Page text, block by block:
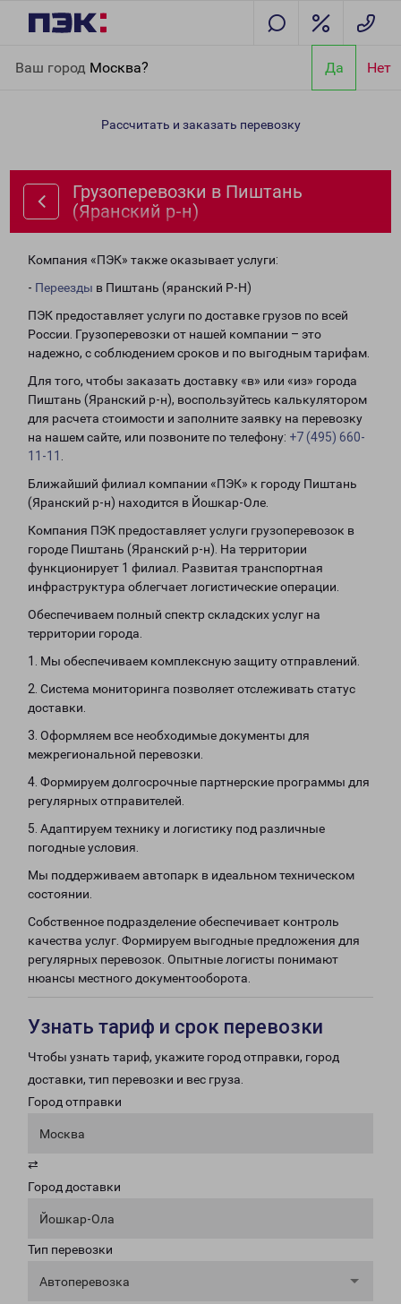
Ваш город Москва? Да Нет
р-н)
Рассчитать и заказать перевозку
Грузоперевозки в Пиштань
(Яранский р-н)
Компания «ПЭК» также оказывает услуги:
- Переезды в Пиштань (яранский Р-Н)
ПЭК предоставляет услуги по доставке грузов по всей
России. Грузоперевозки от нашей компании – это
надежно, с соблюдением сроков и по выгодным тарифам.
Для того, чтобы заказать доставку «в» или «из» города
Пиштань (Яранский р-н), воспользуйтесь калькулятором
для расчета стоимости и заполните заявку на перевозку
на нашем сайте, или позвоните по телефону: +7 (495) 660-
11-11
Ближайший филиал компании «ПЭК» к городу Пиштань
(Яранский р-н) находится в Йошкар-Оле.
Компания ПЭК предоставляет услуги грузоперевозок в
городе Пиштань (Яранский р-н). На территории
функционирует 1 филиал. Развитая транспортная
инфраструктура облегчает логистические операции.
Обеспечиваем полный спектр складских услуг на
территории города.
1. Мы обеспечиваем комплексную защиту отправлений.
2. Система мониторинга позволяет отслеживать статус
доставки.
3. Оформляем все необходимые документы для
межрегиональной перевозки.
4. Формируем долгосрочные партнерские программы для
регулярных отправителей.
5. Адаптируем технику и логистику под различные
погодные условия.
Мы поддерживаем автопарк в идеальном техническом
состоянии.
Собственное подразделение обеспечивает контроль
качества услуг. Формируем выгодные предложения для
регулярных перевозок. Опытные логисты понимают
нюансы местного документооборота.
Узнать тариф и срок перевозки
Чтобы узнать тариф, укажите город отправки, город
доставки, тип перевозки и вес груза.
Город отправки
Москва
⇄
Город доставки
Йошкар-Ола
Тип перевозки
Автоперевозка